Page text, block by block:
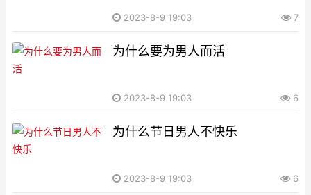
2023-8-9 19:03 7
为什么要为男人而活
2023-8-9 19:03 6
为什么节日男人不快乐
2023-8-9 19:03 6